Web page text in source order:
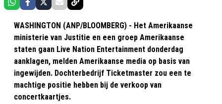
WASHINGTON (ANP/BLOOMBERG) - Het Amerikaanse
ministerie van Justitie en een groep Amerikaanse
staten gaan Live Nation Entertainment donderdag
aanklagen, melden Amerikaanse media op basis van
ingewijden. Dochterbedrijf Ticketmaster zou een te
machtige positie hebben bij de verkoop van
concertkaartjes.